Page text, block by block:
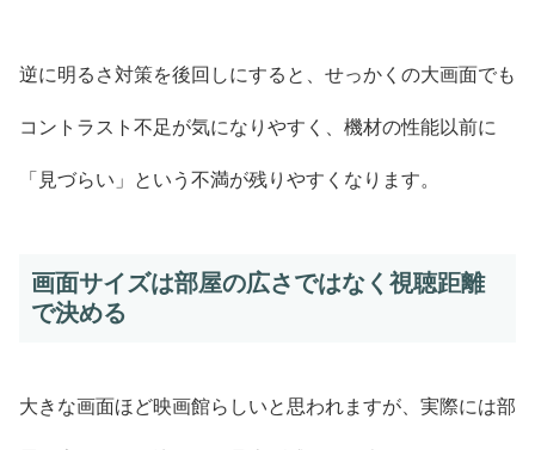
逆に明るさ対策を後回しにすると、せっかくの大画面でも
コントラスト不足が気になりやすく、機材の性能以前に
「見づらい」という不満が残りやすくなります。
画面サイズは部屋の広さではなく視聴距離
で決める
大きな画面ほど映画館らしいと思われますが、実際には部